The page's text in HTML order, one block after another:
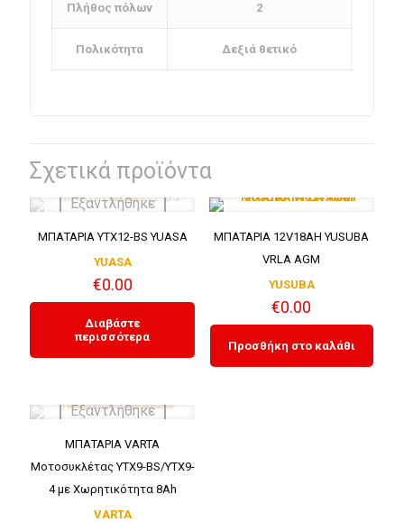
Πλήθος πόλων 2
Πολικότητα Δεξιά θετικό
Σχετικά προϊόντα
Εξαντλήθηκε
ΜΠΑΤΑΡΙΑ YTX12-BS YUASA
YUASA
€0.00
Διαβάστε
περισσότερα
ΜΠΑΤΑΡΙΑ 12V18AH YUSUBA
VRLA AGM
YUSUBA
€0.00
Προσθήκη στο καλάθι
Εξαντλήθηκε
ΜΠΑΤΑΡΙΑ VARTA
Μοτοσυκλέτας YTX9-BS/YTX9-
4 με Χωρητικότητα 8Ah
VARTA